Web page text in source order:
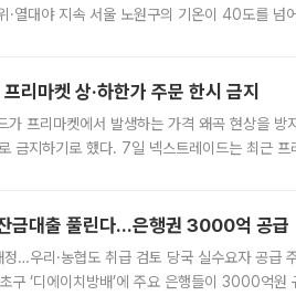
·열대야 지속 서울 노원구의 기온이 40도를 넘
리마켓 상·하한가 주문 한시 금지
가 프리마켓에서 발생하는 가격 왜곡 현상을 방
금지하기로 했다. 7일 넥스트레이드는 최근 프
금대출 풀린다…은행권 3000억 공급
…우리·농협도 취급 검토 당국 실수요자 공급
구 ‘디에이치방배’에 주요 은행들이 3000억원